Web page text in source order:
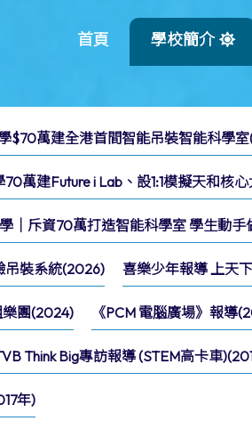
首頁 學校簡介
$70萬建全港首間智能吊裝智能科學
萬建Future i Lab、設1:1模擬天和核
｜斥資70萬打造智能科學室 學生動
吊裝系統(2026) 喜樂少年報導 上天
團(2024) 《PCM 電腦廣場》報導
Think Big專訪報導 (STEM高卡車
年)